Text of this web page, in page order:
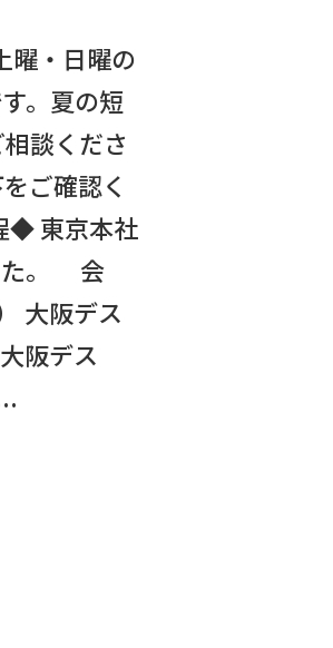
曜・日曜の
。夏の短
談くださ
ご確認く
◆ 東京本社
た。 会
大阪デス
阪デス